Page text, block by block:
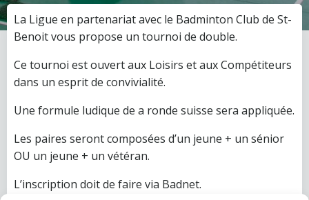
La Ligue en partenariat avec le Badminton Club de St-
Benoit vous propose un tournoi de double.
Ce tournoi est ouvert aux Loisirs et aux Compétiteurs
dans un esprit de convivialité.
Une formule ludique de a ronde suisse sera appliquée.
Les paires seront composées d’un jeune + un sénior
OU un jeune + un vétéran.
L’inscription doit de faire via Badnet.